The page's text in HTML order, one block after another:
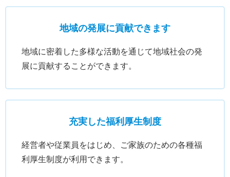
地域の発展に貢献できます
地域に密着した多様な活動を通じて地域社会の発
展に貢献することができます。
充実した福利厚生制度
経営者や従業員をはじめ、ご家族のための各種福
利厚生制度が利用できます。